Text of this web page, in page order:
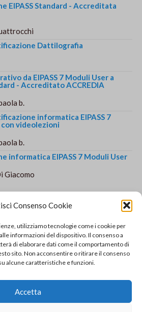
Consenso Cookie
utilizziamo tecnologie come i cookie per
informazioni del dispositivo. Il consenso a
di elaborare dati come il comportamento di
sito. Non acconsentire o ritirare il consenso
alcune caratteristiche e funzioni.
Accetta
€139.00.
EIPASS Standard - Accreditata
Dattilografia
da EIPASS 7 Moduli User a
- Accreditato ACCREDIA
b.
informatica EIPASS 7
videolezioni
b.
informatica EIPASS 7 Moduli User
Giacomo
10:00-12:00
Academy by SOLUZIONE E